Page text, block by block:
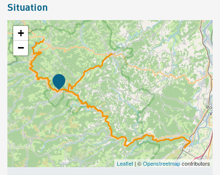
Situation
+
−
Leaflet | ©Openstreetmapcontributors